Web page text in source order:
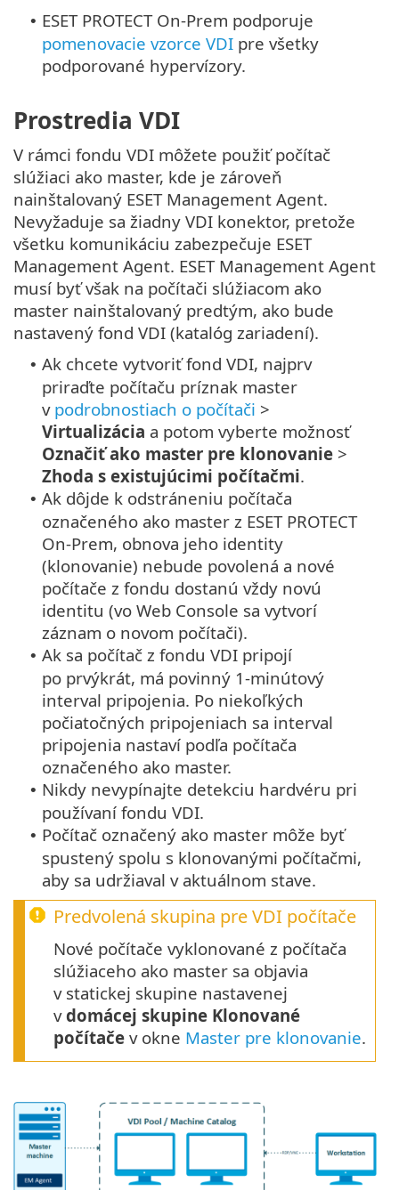
• ESET PROTECT On-Prem podporuje
pomenovacie vzorce VDI pre všetky
podporované hypervízory.
Prostredia VDI
V rámci fondu VDI môžete použiť počítač
slúžiaci ako master, kde je zároveň
nainštalovaný ESET Management Agent.
Nevyžaduje sa žiadny VDI konektor, pretože
všetku komunikáciu zabezpečuje ESET
Management Agent. ESET Management Agent
musí byť však na počítači slúžiacom ako
master nainštalovaný predtým, ako bude
nastavený fond VDI (katalóg zariadení).
• Ak chcete vytvoriť fond VDI, najprv
priraďte počítaču príznak master
v podrobnostiach o počítači >
Virtualizácia a potom vyberte možnosť
Označiť ako master pre klonovanie >
Zhoda s existujúcimi počítačmi.
• Ak dôjde k odstráneniu počítača
označeného ako master z ESET PROTECT
On-Prem, obnova jeho identity
(klonovanie) nebude povolená a nové
počítače z fondu dostanú vždy novú
identitu (vo Web Console sa vytvorí
záznam o novom počítači).
• Ak sa počítač z fondu VDI pripojí
po prvýkrát, má povinný 1‑minútový
interval pripojenia. Po niekoľkých
počiatočných pripojeniach sa interval
pripojenia nastaví podľa počítača
označeného ako master.
• Nikdy nevypínajte detekciu hardvéru pri
používaní fondu VDI.
• Počítač označený ako master môže byť
spustený spolu s klonovanými počítačmi,
aby sa udržiaval v aktuálnom stave.
Predvolená skupina pre VDI počítače
Nové počítače vyklonované z počítača
slúžiaceho ako master sa objavia
v statickej skupine nastavenej
vdomácej skupine Klonované
počítače v okne Master pre klonovanie.